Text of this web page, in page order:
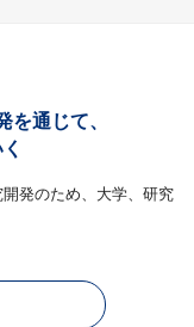
を通じて、
発のため、大学、研究